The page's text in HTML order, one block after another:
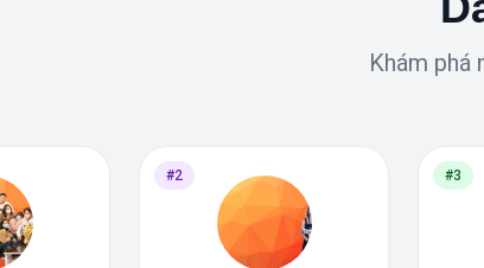
Khám phá
#2 #3